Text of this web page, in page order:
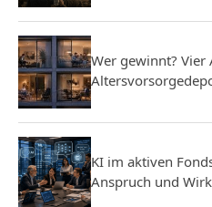
Wer gewinnt? Vier
KI im aktiven
Anspruch und